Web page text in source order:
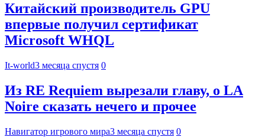
Китайский производитель GPU
впервые получил сертификат
Microsoft WHQL
It-world3 месяца спустя 0
Из RE Requiem вырезали главу, о LA
Noire сказать нечего и прочее
Навигатор игрового мира3 месяца спустя 0